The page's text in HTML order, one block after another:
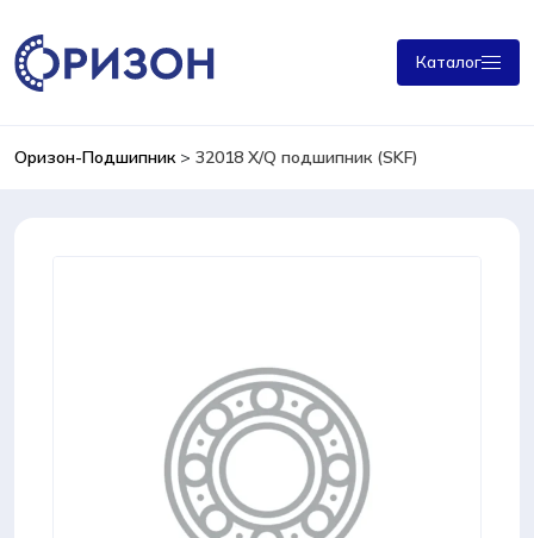
Каталог
Оризон-Подшипник> 32018 X/Q подшипник (SKF)